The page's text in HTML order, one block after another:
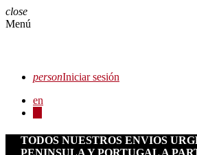
close
Menú
personIniciar sesión
en
TODOS NUESTROS ENVIOS
PENINSULA Y PORTUGAL A